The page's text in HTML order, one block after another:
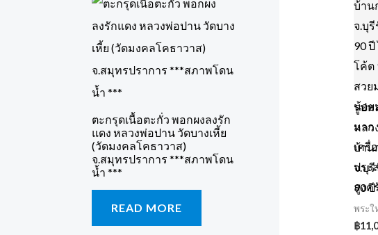
ตะกรุดเนื้อตะกั่ว พอกผงลงรัก
แดง หลวงพ่อปาน วัดบางเหี้ย
(วัดมงคลโคธาวาส)
จ.สมุทรปราการ ***สภาพโดน
น้ำ ***
READ MORE
รูปห
หลว
บ้าน
จ.บุ
90
พระใ
฿